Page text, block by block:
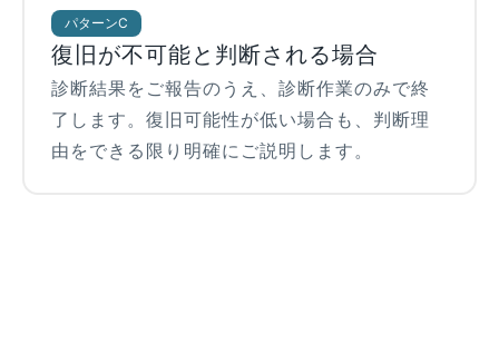
パターンC
復旧が不可能と判断される場合
診断結果をご報告のうえ、診断作業のみで終
了します。復旧可能性が低い場合も、判断理
由をできる限り明確にご説明します。